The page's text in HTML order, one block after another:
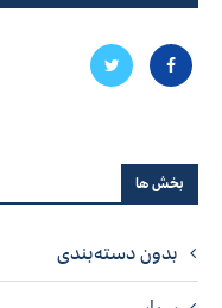
بخش ها
بدون دسته‌بندی